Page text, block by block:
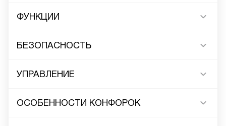
ФУНКЦИИ
БЕЗОПАСНОСТЬ
УПРАВЛЕНИЕ
ОСОБЕННОСТИ КОНФОРОК